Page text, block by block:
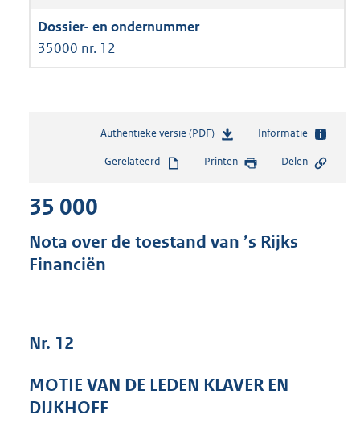
35000 nr. 12
Authentieke versie (PDF)b
s
s
:
Informatie
Gerelateerd Printen Delen
35 000
Nota over de toestand van ’s Rijks
Financiën
Nr. 12
MOTIE VAN DE LEDEN KLAVER EN
DIJKHOFF